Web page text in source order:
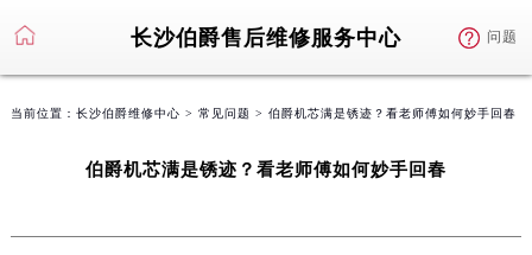
长沙伯爵售后维修服务中心 问题
当前位置： 长沙伯爵维修中心 > 常见问题 > 伯爵机芯满是锈迹？看老师傅如何妙手回春
伯爵机芯满是锈迹？看老师傅如何妙手回春